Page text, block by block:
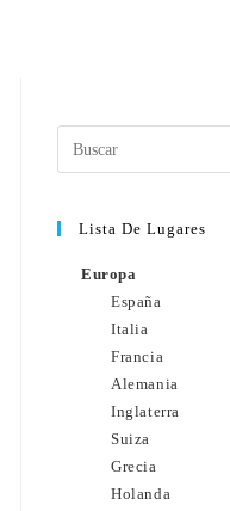
Lista De Lugares
Europa
España
Italia
Francia
Alemania
Inglaterra
Suiza
Grecia
Holanda